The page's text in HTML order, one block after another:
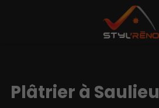
Plâtrier à Saulieu